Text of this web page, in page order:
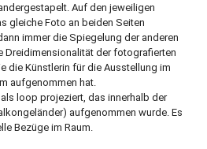
Auf den jeweiligen
gleiche Foto an beiden Seiten
immer die Spiegelung der anderen
Dreidimensionalität der fotografierten
die Künstlerin für die Ausstellung im
aufgenommen hat.
loop projeziert, das innerhalb der
aufgenommen wurde. Es
Bezüge im Raum.